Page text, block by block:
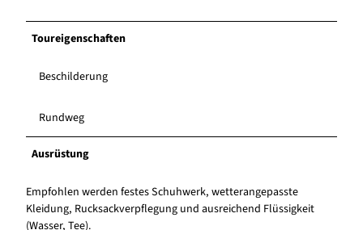
Toureigenschaften
Beschilderung
Rundweg
Ausrüstung
Empfohlen werden festes Schuhwerk, wetterangepasste
Kleidung, Rucksackverpflegung und ausreichend Flüssigkeit
(Wasser, Tee).